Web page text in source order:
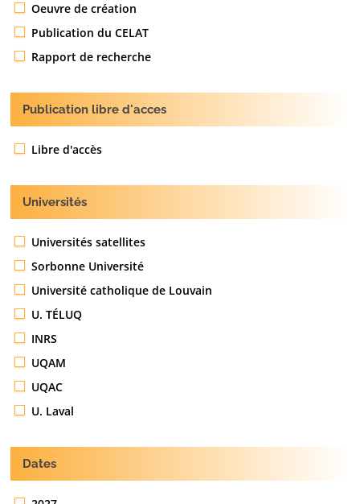
Oeuvre de création
Publication du CELAT
Rapport de recherche
Publication libre d'acces
Libre d'accès
Universités
Universités satellites
Sorbonne Université
Université catholique de Louvain
U. TÉLUQ
INRS
UQAM
UQAC
U. Laval
Dates